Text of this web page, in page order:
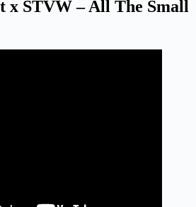
x STVW – All The Small